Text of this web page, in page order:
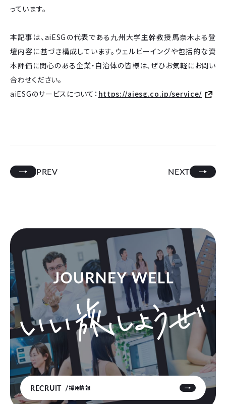
っています。
本記事は、aiESGの代表である九州大学主幹教授馬奈木よる登
壇内容に基づき構成しています。ウェルビーイングや包括的な資
本評価に関心のある企業・自治体の皆様は、ぜひお気軽にお問い
合わせください。
aiESGのサービスについて： https://aiesg.co.jp/service/
PREV NEXT
RECRUIT 採用情報